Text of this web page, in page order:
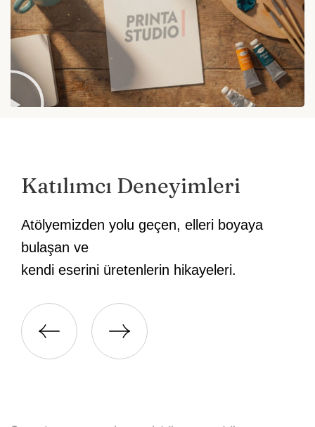
Katılımcı Deneyimleri
Atölyemizden yolu geçen, elleri boyaya
bulaşan ve
kendi eserini üretenlerin hikayeleri.